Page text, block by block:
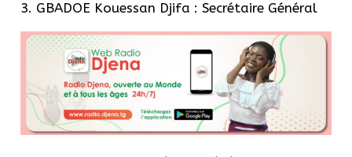
3. GBADOE Kouessan Djifa : Secrétaire Général